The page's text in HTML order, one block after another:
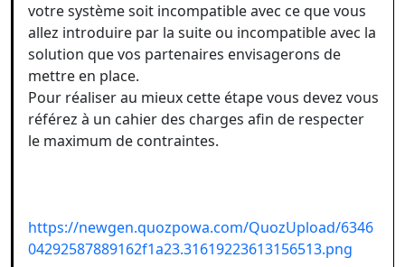
votre système soit incompatible avec ce que vous
allez introduire par la suite ou incompatible avec la
solution que vos partenaires envisagerons de
mettre en place.
Pour réaliser au mieux cette étape vous devez vous
référez à un cahier des charges afin de respecter
le maximum de contraintes.
https://newgen.quozpowa.com/QuozUpload/6346
04292587889162f1a23.31619223613156513.png